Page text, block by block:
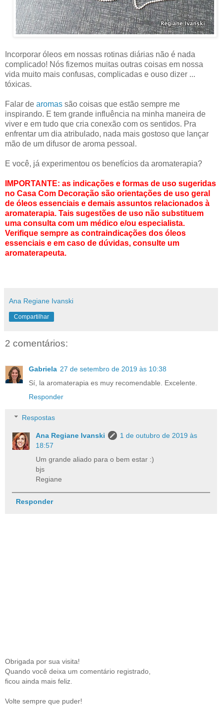
Incorporar óleos em nossas rotinas diárias não é nada
complicado! Nós fizemos muitas outras coisas em nossa
vida muito mais confusas, complicadas e ouso dizer ...
tóxicas.
Falar de aromas são coisas que estão sempre me
inspirando. E tem grande influência na minha maneira de
viver e em tudo que cria conexão com os sentidos. Pra
enfrentar um dia atribulado, nada mais gostoso que lançar
mão de um difusor de aroma pessoal.
E você, já experimentou os benefícios da aromaterapia?
IMPORTANTE: as indicações e formas de uso sugeridas
no Casa Com Decoração são orientações de uso geral
de óleos essenciais e demais assuntos relacionados à
aromaterapia. Tais sugestões de uso não substituem
uma consulta com um médico e/ou especialista.
Verifique sempre as contraindicações dos óleos
essenciais e em caso de dúvidas, consulte um
aromaterapeuta.
Ana Regiane Ivanski
Compartilhar
2 comentários:
Gabriela 27 de setembro de 2019 às 10:38
Sí, la aromaterapia es muy recomendable. Excelente.
Responder
Respostas
Ana Regiane Ivanski
1 de outubro de 2019 às
18:57
Um grande aliado para o bem estar :)
bjs
Regiane
Responder
Obrigada por sua visita!
Quando você deixa um comentário registrado,
ficou ainda mais feliz.
Volte sempre que puder!